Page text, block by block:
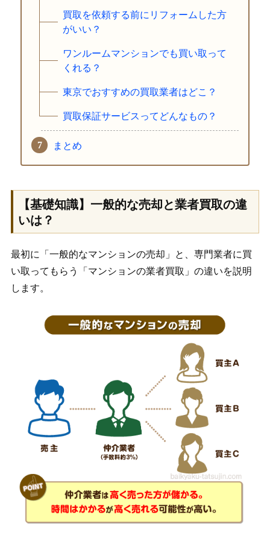
買取を依頼する前にリフォームした方
がいい？
ワンルームマンションでも買い取って
くれる？
東京でおすすめの買取業者はどこ？
買取保証サービスってどんなもの？
まとめ
【基礎知識】一般的な売却と業者買取の違
いは？
最初に「一般的なマンションの売却」と、専門業者に買
い取ってもらう「マンションの業者買取」の違いを説明
します。